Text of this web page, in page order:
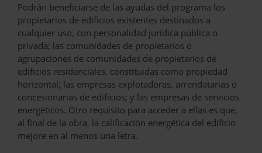
Podrán beneficiarse de las ayudas del programa los
propietarios de edificios existentes destinados a
cualquier uso, con personalidad jurídica pública o
privada; las comunidades de propietarios o
agrupaciones de comunidades de propietarios de
edificios residenciales, constituidas como propiedad
horizontal; las empresas explotadoras, arrendatarias o
concesionarias de edificios; y las empresas de servicios
energéticos. Otro requisito para acceder a ellas es que,
al final de la obra, la calificación energética del edificio
mejore en al menos una letra.